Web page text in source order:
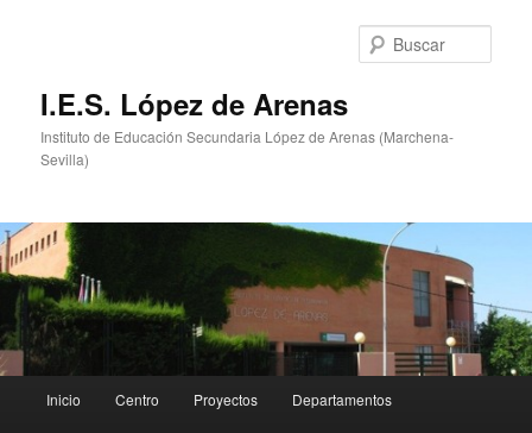
I.E.S. López de Arenas
Instituto de Educación Secundaria López de Arenas (Marchena-
Sevilla)
principal
Inicio Centro Proyectos Departamentos